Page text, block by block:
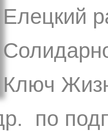
Елецкий
Ключ
по